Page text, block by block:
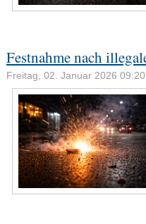
Festnahme nach
Freitag, 02. Januar 2026 09:20